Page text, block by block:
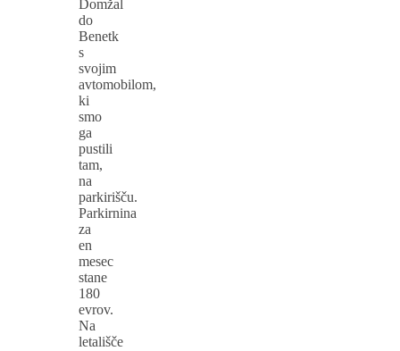
Domžal
do
Benetk
s
svojim
avtomobilom,
ki
smo
ga
pustili
tam,
na
parkirišču.
Parkirnina
za
en
mesec
stane
180
evrov.
Na
letališče